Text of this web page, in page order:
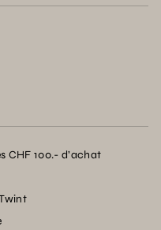
CHF 100.- d’achat